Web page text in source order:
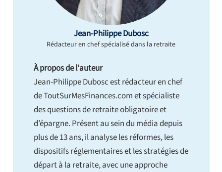
Jean-Philippe Dubosc
Rédacteur en chef spécialisé dans la retraite
À propos de l'auteur
Jean-Philippe Dubosc est rédacteur en chef
de ToutSurMesFinances.com et spécialiste
des questions de retraite obligatoire et
d’épargne. Présent au sein du média depuis
plus de 13 ans, il analyse les réformes, les
dispositifs réglementaires et les stratégies de
départ à la retraite, avec une approche